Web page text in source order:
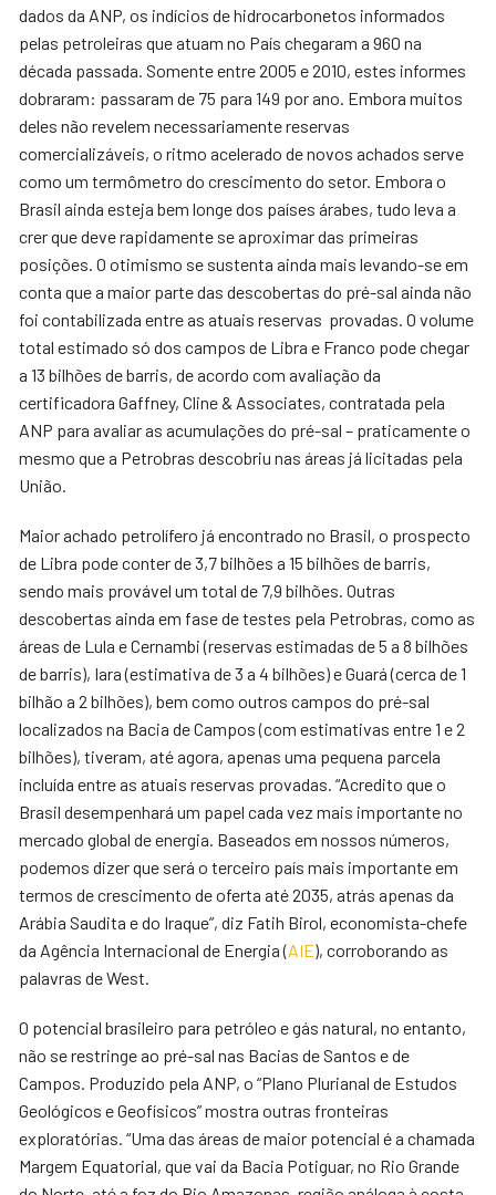
dados da ANP, os indícios de hidrocarbonetos informados
pelas petroleiras que atuam no País chegaram a 960 na
década passada. Somente entre 2005 e 2010, estes informes
dobraram: passaram de 75 para 149 por ano. Embora muitos
deles não revelem necessariamente reservas
comercializáveis, o ritmo acelerado de novos achados serve
como um termômetro do crescimento do setor. Embora o
Brasil ainda esteja bem longe dos países árabes, tudo leva a
crer que deve rapidamente se aproximar das primeiras
posições. O otimismo se sustenta ainda mais levando-se em
conta que a maior parte das descobertas do pré-sal ainda não
foi contabilizada entre as atuais reservas provadas. O volume
total estimado só dos campos de Libra e Franco pode chegar
a 13 bilhões de barris, de acordo com avaliação da
certificadora Gaffney, Cline & Associates, contratada pela
ANP para avaliar as acumulações do pré-sal – praticamente o
mesmo que a Petrobras descobriu nas áreas já licitadas pela
União.
Maior achado petrolífero já encontrado no Brasil, o prospecto
de Libra pode conter de 3,7 bilhões a 15 bilhões de barris,
sendo mais provável um total de 7,9 bilhões. Outras
descobertas ainda em fase de testes pela Petrobras, como as
áreas de Lula e Cernambi (reservas estimadas de 5 a 8 bilhões
de barris), Iara (estimativa de 3 a 4 bilhões) e Guará (cerca de 1
bilhão a 2 bilhões), bem como outros campos do pré-sal
localizados na Bacia de Campos (com estimativas entre 1 e 2
bilhões), tiveram, até agora, apenas uma pequena parcela
incluída entre as atuais reservas provadas. “Acredito que o
Brasil desempenhará um papel cada vez mais importante no
mercado global de energia. Baseados em nossos números,
podemos dizer que será o terceiro país mais importante em
termos de crescimento de oferta até 2035, atrás apenas da
Arábia Saudita e do Iraque”, diz Fatih Birol, economista-chefe
da Agência Internacional de Energia (AIE), corroborando as
palavras de West.
O potencial brasileiro para petróleo e gás natural, no entanto,
não se restringe ao pré-sal nas Bacias de Santos e de
Campos. Produzido pela ANP, o “Plano Plurianal de Estudos
Geológicos e Geofísicos” mostra outras fronteiras
exploratórias. “Uma das áreas de maior potencial é a chamada
Margem Equatorial, que vai da Bacia Potiguar, no Rio Grande